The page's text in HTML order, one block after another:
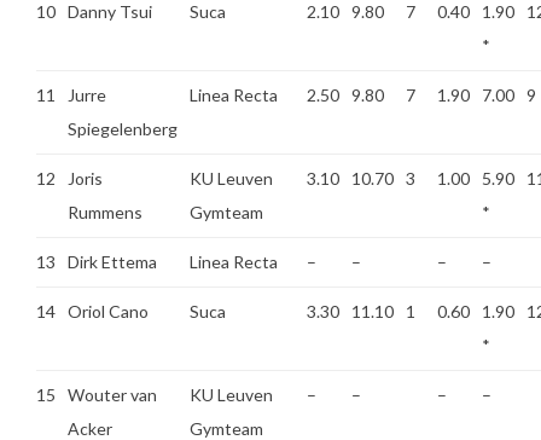
10 Danny Tsui Suca 2.10 9.80 7 0.40
1.90
*
11
Jurre
Spiegelenberg
Linea Recta 2.50 9.80 7 1.90 7.00 9
12
Joris
Rummens
KU Leuven
Gymteam
3.10 10.70 3 1.00
5.90
*
13 Dirk Ettema Linea Recta – – – –
14 Oriol Cano Suca 3.30 11.10 1 0.60
1.90
*
15
Wouter van
Acker
KU Leuven
Gymteam
– – – –